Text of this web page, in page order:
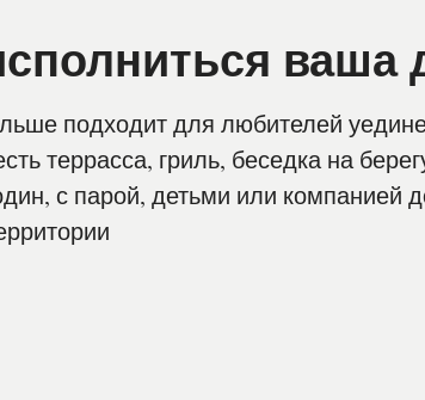
ваша
подходит для любителей
террасса, гриль, беседка на
с парой, детьми или компанией